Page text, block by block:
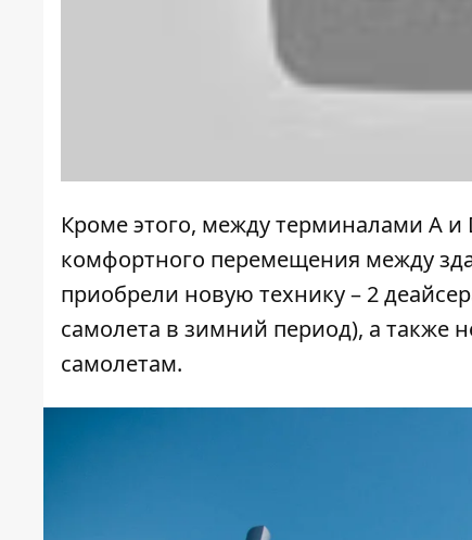
Кроме этого, между терминалами А
комфортного перемещения между
приобрели новую технику – 2
самолета в зимний период), а также
самолетам.